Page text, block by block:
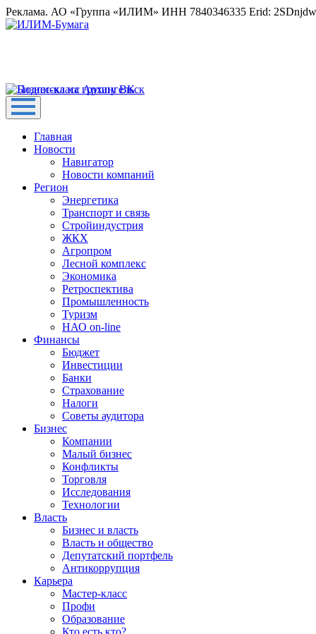
Реклама. АО «Группа «ИЛИМ» ИНН 7840346335 Erid:
Главная
Новости
Навигатор
Новости компаний
Регион
Энергетика
Транспорт и связь
Стройиндустрия
ЖКХ
Агропром
Лесной комплекс
Экономика
Ретроспектива
Промышленность
Туризм
НАО on-line
Финансы
Бюджет
Инвестиции
Банки
Страхование
Налоги
Советы аудитора
Бизнес
Компании
Малый бизнес
Конфликты
Торговля
Исследования
Технологии
Власть
Бизнес и власть
Власть и общество
Депутатский портфель
Антикоррупция
Карьера
Мастер-класс
Профи
Образование
Кто есть кто?